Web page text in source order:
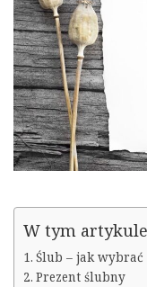
W tym
Ślub – jak
Prezent ślubny